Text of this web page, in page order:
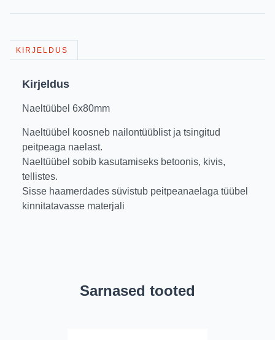
KIRJELDUS
Kirjeldus
Naeltüübel 6x80mm
Naeltüübel koosneb nailontüüblist ja tsingitud
peitpeaga naelast.
Naeltüübel sobib kasutamiseks betoonis, kivis,
tellistes.
Sisse haamerdades süvistub peitpeanaelaga tüübel
kinnitatavasse materjali
Sarnased tooted